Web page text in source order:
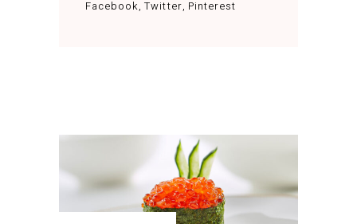
Facebook Twitter Pinterest